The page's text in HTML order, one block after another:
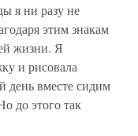
я ни разу не
этим знакам
жизни. Я
и рисовала
день вместе сидим
до этого так